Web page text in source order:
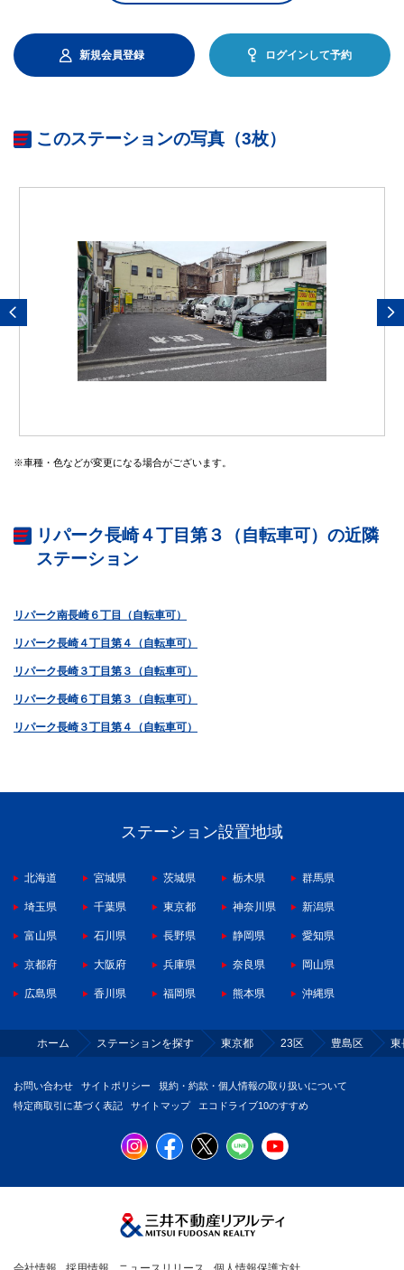
新規会員登録 ログインして予約
このステーションの写真（3枚）
※車種・色などが変更になる場合がございます。
リパーク長崎４丁目第３（自転車可）の近隣
ステーション
リパーク南長崎６丁目（自転車可）
リパーク長崎４丁目第４（自転車可）
リパーク長崎３丁目第３（自転車可）
リパーク長崎６丁目第３（自転車可）
リパーク長崎３丁目第４（自転車可）
ステーション設置地域
北海道 宮城県 茨城県 栃木県 群馬県
埼玉県 千葉県 東京都 神奈川県 新潟県
富山県 石川県 長野県 静岡県 愛知県
京都府 大阪府 兵庫県 奈良県 岡山県
広島県 香川県 福岡県 熊本県 沖縄県
ホーム ステーションを探す 東京都 23区 豊島区 東
お問い合わせ サイトポリシー
規約・約款・個人情報の取り扱いについて
特定商取引に基づく表記
サイトマップ エコドライブ10のすすめ